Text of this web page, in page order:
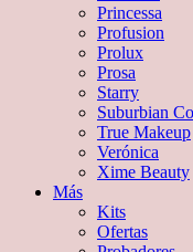
Princessa
Profusion
Prolux
Prosa
Starry
Suburbian
True Makeup
Verónica
Xime Beauty
Más
Kits
Ofertas